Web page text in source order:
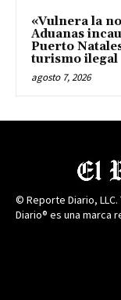
«Vulnera la
Aduanas
Puerto
turismo ilegal
agosto 7, 2026
© Reporte Diario,
Diario® es una marca